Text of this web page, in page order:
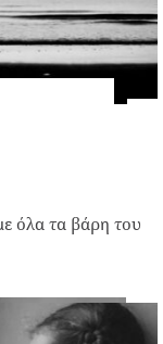
όλα τα βάρη του